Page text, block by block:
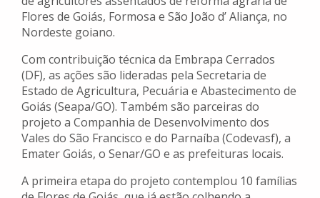
Flores de Goiás, Formosa e São João d’ Aliança, no
Nordeste goiano.
Com contribuição técnica da Embrapa Cerrados
(DF), as ações são lideradas pela Secretaria de
Estado de Agricultura, Pecuária e Abastecimento de
Goiás (Seapa/GO). Também são parceiras do
projeto a Companhia de Desenvolvimento dos
Vales do São Francisco e do Parnaíba (Codevasf), a
Emater Goiás, o Senar/GO e as prefeituras locais.
A primeira etapa do projeto contemplou 10 famílias